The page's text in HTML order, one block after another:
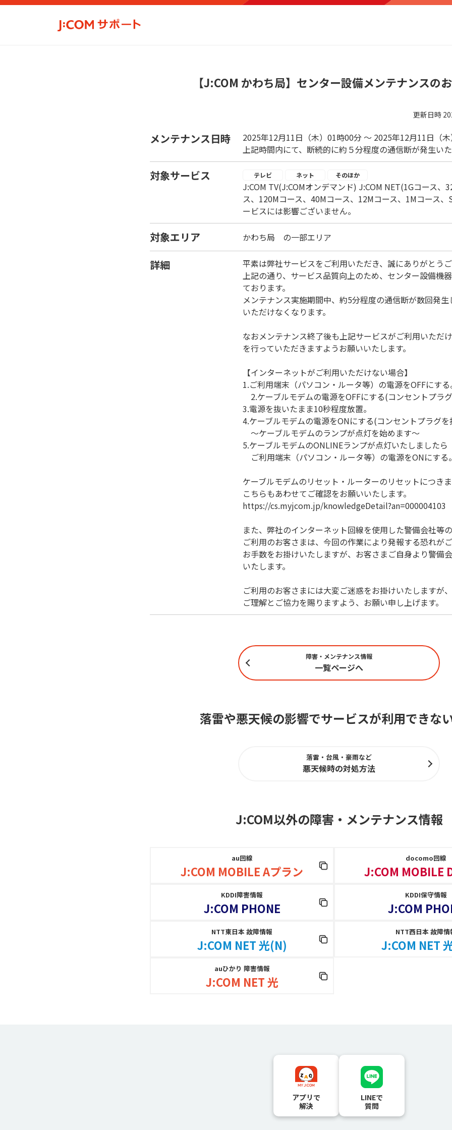
【J:COM かわち局】センター設備メンテナンスの
更新日時
メンテナンス日時
2025年12月11日（木）01時00分 ～ 2025年12月11日（
上記時間内にて、断続的に約５分程度の通信断が発生いた
対象サービス テレビ ネット そのほか
J:COM TV(J:COMオンデマンド) J:COM NET(1Gコース、
ス、120Mコース、40Mコース、12Mコース、1Mコース
ービスには影響ございません。
対象エリア かわち局 の一部エリア
詳細
平素は弊社サービスをご利用いただき、誠にありがとうご
上記の通り、サービス品質向上のため、センター設備機
ております。
メンテナンス実施期間中、約5分程度の通信断が数回発
いただけなくなります。
なおメンテナンス終了後も上記サービスがご利用いただ
を行っていただきますようお願いいたします。
【インターネットがご利用いただけない場合】
1.ご利用端末（パソコン・ルータ等）の電源をOFFにする
2.ケーブルモデムの電源をOFFにする(コンセントプラグ
3.電源を抜いたまま10秒程度放置。
4.ケーブルモデムの電源をONにする(コンセントプラグを
～ケーブルモデムのランプが点灯を始めます～
5.ケーブルモデムのONLINEランプが点灯いたしましたら
ご利用端末（パソコン・ルータ等）の電源をONにする。
ケーブルモデムのリセット・ルーターのリセットにつきま
こちらもあわせてご確認をお願いいたします。
https://cs.myjcom.jp/knowledgeDetail?an=000004103
また、弊社のインターネット回線を使用した警備会社等
ご利用のお客さまは、今回の作業により発報する恐れが
お手数をお掛けいたしますが、お客さまご自身より警備
いたします。
ご利用のお客さまには大変ご迷惑をお掛けいたしますが、
ご理解とご協力を賜りますよう、お願い申し上げます。
障害・メンテナンス情報
一覧ページへ
落雷や悪天候の影響でサービスが利用できな
落雷・台風・豪雨など
悪天候時の対処方法
J:COM以外の障害 ・ メンテナンス情報
au回線
J:COM MOBILE Aプラン
docomo回線
J:COM MOBILE
KDDI障害情報
J:COM PHONE
KDDI保守情報
J:COM
NTT東日本 故障情報
J:COM NET 光(N)
NTT西日本 故障情
J:COM NET
auひかり 障害情報
J:COM NET 光
アプリで
解決
LINEで
質問